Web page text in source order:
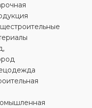
шт.
мм
16 мм